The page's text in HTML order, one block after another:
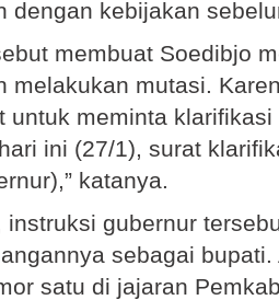
dengan kebijakan
membuat Soedibjo
melakukan mutasi.
untuk meminta
ini (27/1), surat
katanya.
instruksi gubernur
sebagai
satu di jajaran